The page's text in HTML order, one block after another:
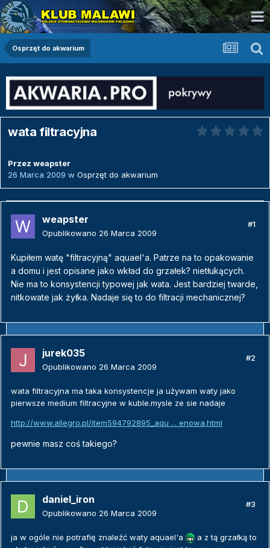
Osprzęt do akwarium
wata filtracyjna
Przez weapster
26 Marca 2009 w Osprzęt do akwarium
weapster
Opublikowano 26 Marca 2009
#1
Kupiłem watę "filtracyjną" aquael'a. Patrze na to opakowanie
a domu i jest opisane jako wkład do grzałek? nietłukących.
Nie ma to konsystencji typowej jak wata. Jest bardziej twarde,
nitkowate jak żyłka. Nadaje się to do filtracji mechanicznej?
jurek035
Opublikowano 26 Marca 2009
#2
wata filtracyjna ma taka konsystencje ja używam waty jako
pierwsze medium filtracyjne w kuble.mysle ze sie nadaje
http://www.allegro.pl/item594792895_aqu ... enowa.html
pewnie masz coś takiego?
daniel_iron
Opublikowano 26 Marca 2009
#3
ja w ogóle nie potrafię znaleźć waty aquael'a
a z tą grzałką to